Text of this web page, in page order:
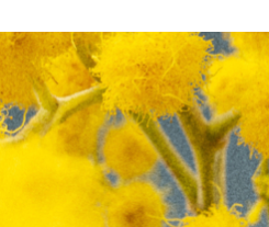
Engagé avec
Dandoy